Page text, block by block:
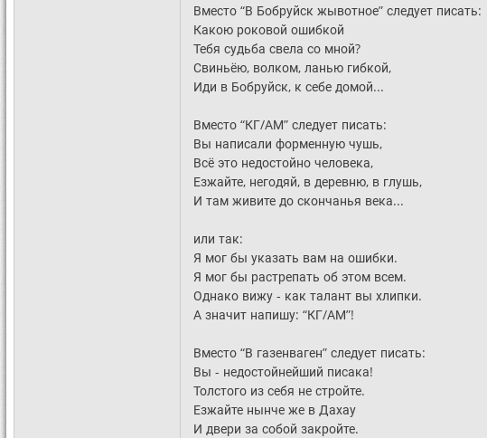
Вместо “В Бобруйск жывотное” следует писать:
Какою роковой ошибкой
Тебя судьба свела со мной?
Свиньёю, волком, ланью гибкой,
Иди в Бобруйск, к себе домой...
Вместо “КГ/АМ” следует писать:
Вы написали форменную чушь,
Всё это недостойно человека,
Езжайте, негодяй, в деревню, в глушь,
И там живите до скончанья века...
или так:
Я мог бы указать вам на ошибки.
Я мог бы растрепать об этом всем.
Однако вижу - как талант вы хлипки.
А значит напишу: “КГ/АМ”!
Вместо “В газенваген” следует писать:
Вы - недостойнейший писака!
Толстого из себя не стройте.
Езжайте нынче же в Дахау
И двери за собой закройте.